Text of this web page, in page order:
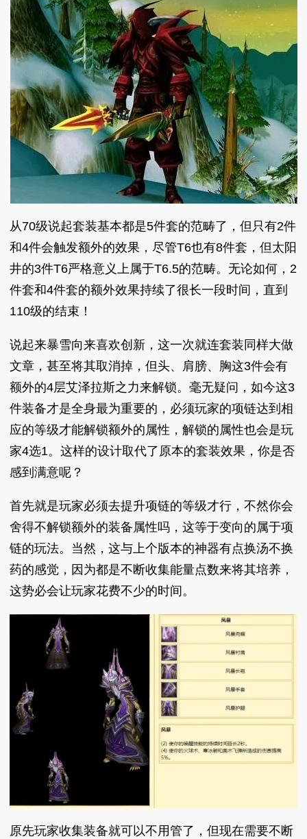
从70级说起套装基本都是5件套的范畴了，但只有2件
和4件会触发额外的效果，尽管T6也有8件套，但太阳
井的3件T6严格意义上属于T6.5的范畴。无论如何，2
件套和4件套的额外效果持续了很长一段时间，直到
110级的结束！
说起来暴雪向来喜欢创新，这一次就连套装同样大做
文章，甚至将其取消掉，但头、肩膀、胸这3件会有
额外的4层艾泽拉斯之力来解锁。毫无疑问，如今这3
件装备才是全身最为重要的，必须玩家的项链达到相
应的等级才能解锁额外的属性，解锁的属性也会是玩
家4选1。这样的设计取代了原本的套装效果，你是否
感到满意呢？
首先就是玩家必须去提升项链的等级才行，不然你会
舍得不解锁额外的装备属性吗，这等于变向的属于项
链的玩法。当然，这与上个版本的神器有点换汤不换
药的感觉，因为都是不断收集能量点数来将其培养，
这势必会让玩家花费不少的时间。
原先玩家收集装备就可以不用管了，但现在需要不断